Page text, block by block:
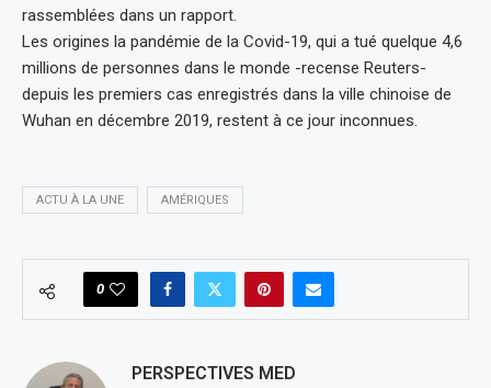
rassemblées dans un rapport.
Les origines la pandémie de la Covid-19, qui a tué quelque 4,6
millions de personnes dans le monde -recense Reuters-
depuis les premiers cas enregistrés dans la ville chinoise de
Wuhan en décembre 2019, restent à ce jour inconnues.
ACTU À LA UNE AMÉRIQUES
0
PERSPECTIVES MED